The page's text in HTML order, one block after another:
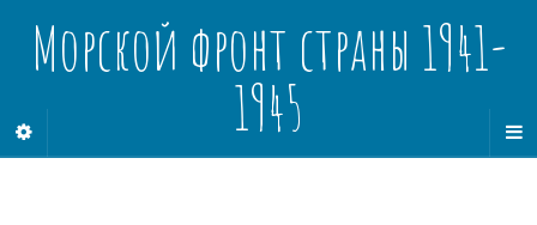
Морской фронт страны 1941-
1945